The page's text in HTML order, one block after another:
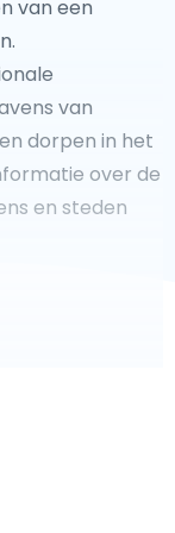
van een
van
dorpen in het
over de
en steden